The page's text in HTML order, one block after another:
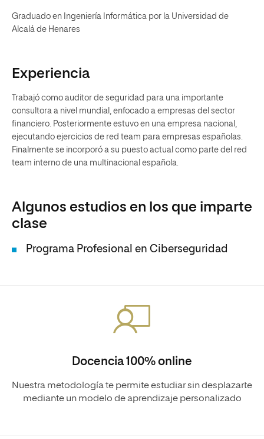
Graduado en Ingeniería Informática por la Universidad de
Alcalá de Henares
Experiencia
Trabajó como auditor de seguridad para una importante
consultora a nivel mundial, enfocado a empresas del sector
financiero. Posteriormente estuvo en una empresa nacional,
ejecutando ejercicios de red team para empresas españolas.
Finalmente se incorporó a su puesto actual como parte del red
team interno de una multinacional española.
Algunos estudios en los que imparte
clase
Programa Profesional en Ciberseguridad
Docencia 100% online
Nuestra metodología te permite estudiar sin desplazarte
mediante un modelo de aprendizaje personalizado